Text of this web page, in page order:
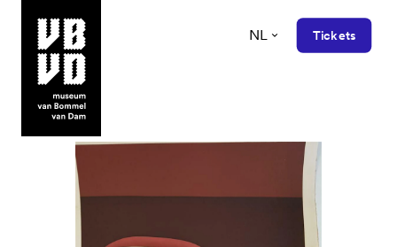
museum van Bommel van Dam
NL Tickets